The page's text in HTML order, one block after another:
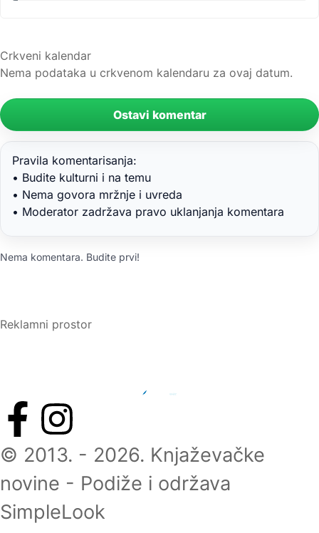
Crkveni kalendar
Nema podataka u crkvenom kalendaru za ovaj datum.
Ostavi komentar
Pravila komentarisanja:
• Budite kulturni i na temu
• Nema govora mržnje i uvreda
• Moderator zadržava pravo uklanjanja komentara
Nema komentara. Budite prvi!
Reklamni prostor
© 2013. - 2026. Knjaževačke
novine - Podiže i održava
SimpleLook